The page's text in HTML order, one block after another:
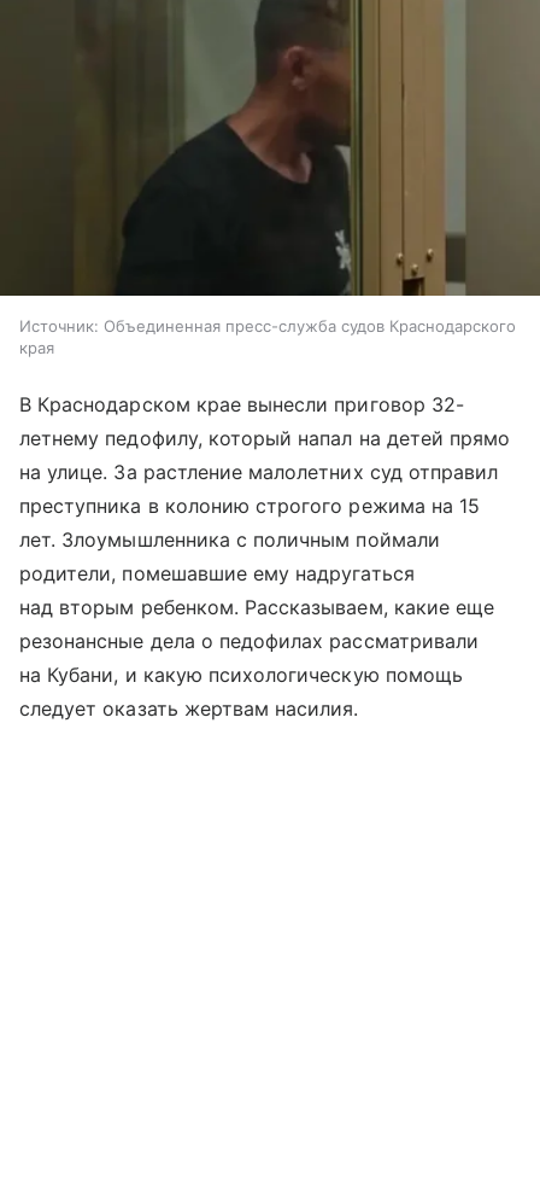
Источник: Объединенная пресс-служба судов Краснодарского
края
В Краснодарском крае вынесли приговор 32-
летнему педофилу, который напал на детей прямо
на улице. За растление малолетних суд отправил
преступника в колонию строгого режима на 15
лет. Злоумышленника с поличным поймали
родители, помешавшие ему надругаться
над вторым ребенком. Рассказываем, какие еще
резонансные дела о педофилах рассматривали
на Кубани, и какую психологическую помощь
следует оказать жертвам насилия.